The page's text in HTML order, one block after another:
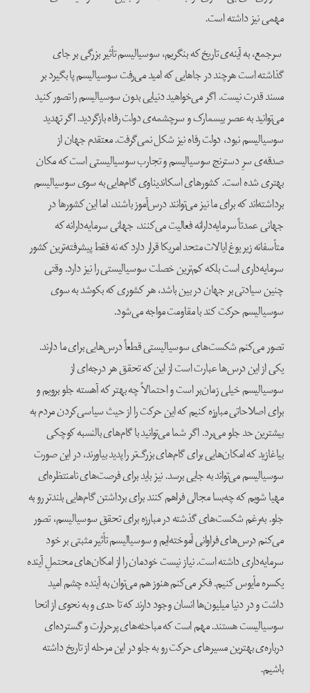
مهمی نیز داشته است.
سرجمع، به آینه‌ی تاریخ که بنگریم، سوسیالیسم تأثیر بزرگی بر جای
گذاشته است هرچند در جاهایی که امید می‌رفت سوسیالیسم پا بگیرد بر
مسند قدرت نیست. اگر می‌خواهید دنیایی بدون سوسیالیسم را تصور کنید
می‌توانید به عصر بیسمارک و سرچشمه‌ی دولت رفاه بازگردید. اگر تهدید
سوسیالیسم نبود، دولت رفاه نیز شکل نمی‌گرفت. معتقدم جهان از
صدقه‌ی سرِ دسترنج سوسیالیسم و تجارب سوسیالیستی است که مکان
بهتری شده است. کشورهای اسکاندیناوی گام‌هایی به سوی سوسیالیسم
برداشته‌اند که برای ما نیز می‌توانند درس‌آموز باشند، اما این کشورها در
جهانی عمدتاً سرمایه‌دارانه فعالیت می‌کنند، جهانی سرمایه‌دارانه که
متأسفانه زیر یوغ ایالات متحد امریکا قرار دارد که نه فقط پیشرفته‌ترین کشور
سرمایه‌داری است بلکه کم‌ترین خصلت سوسیالیستی را نیز دارد. وقتی
چنین سیادتی بر جهان در بین باشد، هر کشوری که بکوشد به سوی
سوسیالیسم حرکت کند با مقاومت مواجه می‌شود.
تصور می‌کنم شکست‌های سوسیالیستی قطعاً درس‌هایی برای ما دارند.
یکی از این درس‌ها عبارت است از این که تحقق هر درجه‌ای از
سوسیالیسم خیلی زمان‌بر است و احتمالاً چه بهتر که آهسته جلو برویم و
برای اصلاحاتی مبارزه کنیم که این حرکت را از حیث سیاسی‌کردن مردم به
بیشترین حد جلو می‌برد. اگر شما می‌توانید با گام‌های بالنسبه کوچکی
بیاغازید که امکان‌هایی برای گام‌های بزرگ‌تر را پدید بیاورند، در این صورت
سوسیالیسم می‌تواند به جایی برسد. نیز باید برای فرصت‌های نامنتظره‌ای
مهیا شویم که چه‌بسا مجالی فراهم کنند برای برداشتن گام‌هایی بلندتر رو به
جلو. به‌رغم شکست‌‌های گذشته در مبارزه برای تحقق سوسیالیسم، تصور
می‌کنم درس‌های فراوانی آموخته‌ایم و سوسیالیسم تأثیر مثبتی بر خود
سرمایه‌داری داشته است. نیاز نیست خودمان را از امکان‌های محتملِ آینده
یکسره مأیوس کنیم. فکر می‌کنم هنوز هم می‌توان به آینده چشم امید
داشت و در دنیا میلیون‌ها انسان وجود دارند که تا حدی و به نحوی از انحا
سوسیالیست هستند. مهم است که مباحثه‌های پرحرارت و گسترده‌ای
درباره‌ی بهترین مسیرهای حرکت رو به جلو در این مرحله از تاریخ داشته
باشیم.